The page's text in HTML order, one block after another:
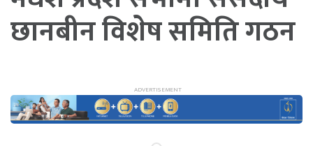
छानबीन विशेष समिति गठन